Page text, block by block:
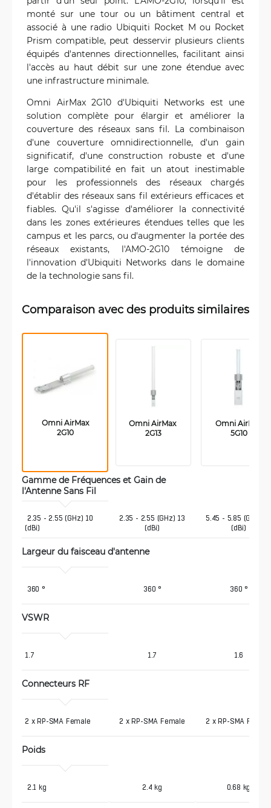
monté sur une tour ou un bâtiment central et
associé à une radio Ubiquiti Rocket M ou Rocket
Prism compatible, peut desservir plusieurs clients
équipés d'antennes directionnelles, facilitant ainsi
l'accès au haut débit sur une zone étendue avec
une infrastructure minimale.
Omni AirMax 2G10 d'Ubiquiti Networks est une
solution complète pour élargir et améliorer la
couverture des réseaux sans fil. La combinaison
d'une couverture omnidirectionnelle, d'un gain
significatif, d'une construction robuste et d'une
large compatibilité en fait un atout inestimable
pour les professionnels des réseaux chargés
d'établir des réseaux sans fil extérieurs efficaces et
fiables. Qu'il s'agisse d'améliorer la connectivité
dans les zones extérieures étendues telles que les
campus et les parcs, ou d'augmenter la portée des
réseaux existants, l'AMO-2G10 témoigne de
l'innovation d'Ubiquiti Networks dans le domaine
de la technologie sans fil.
Comparaison avec des produits similaires
2G10
Omni AirMax
2G13
5G10
Gamme de Fréquences et Gain de
l'Antenne Sans Fil
(dBi)
2.35 - 2.55 (GHz) 13
(dBi)
5.45 - 5.85 (GHz) 10
(dBi)
Largeur du faisceau d'antenne
360 ° 360 ° 360 °
VSWR
1.7 1.7 1.6
Connecteurs RF
2 x RP-SMA Female 2 x RP-SMA Female 2 x RP-SMA Female
Poids
2.1 kg 2.4 kg 0.68 kg